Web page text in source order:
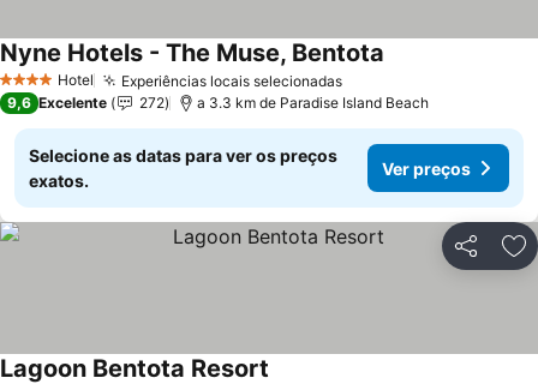
4 EstrelasHotel Experiências locais selecionadas
Nyne Hotels - The Muse, Bentota
9,6 Excelente 272 a 3.3 km de Paradise Island Beach
Selecione as datas para ver os preços
exatos.
Ver preços
Partilhar
Lagoon Bentota Resort